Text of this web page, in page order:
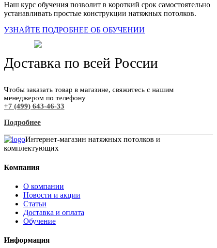
Наш курс обучения позволит в короткий срок самостоятельно
устанавливать простые конструкции натяжных потолков.
УЗНАЙТЕ ПОДРОБНЕЕ ОБ ОБУЧЕНИИ
Доставка по всей России
Чтобы заказать товар в магазине, свяжитесь с нашим
менеджером по телефону
+7 (499) 643-46-33
Подробнее
Интернет-магазин натяжных потолков и
комплектующих
Компания
О компании
Новости и акции
Статьи
Доставка и оплата
Обучение
Информация